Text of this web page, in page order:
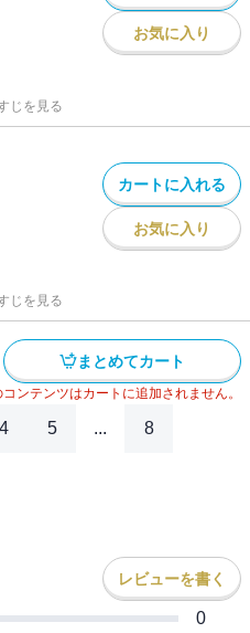
お気に入り
じを見る
カートに入れる
お気に入り
じを見る
まとめてカート
ンテンツはカートに追加されません。
4 5 ... 8
レビューを書く
0